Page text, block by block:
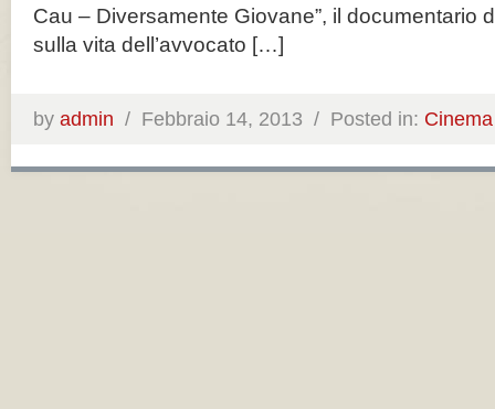
Cau – Diversamente Giovane”, il documentario
sulla vita dell’avvocato […]
by admin / Febbraio 14, 2013 / Posted in: Cinema